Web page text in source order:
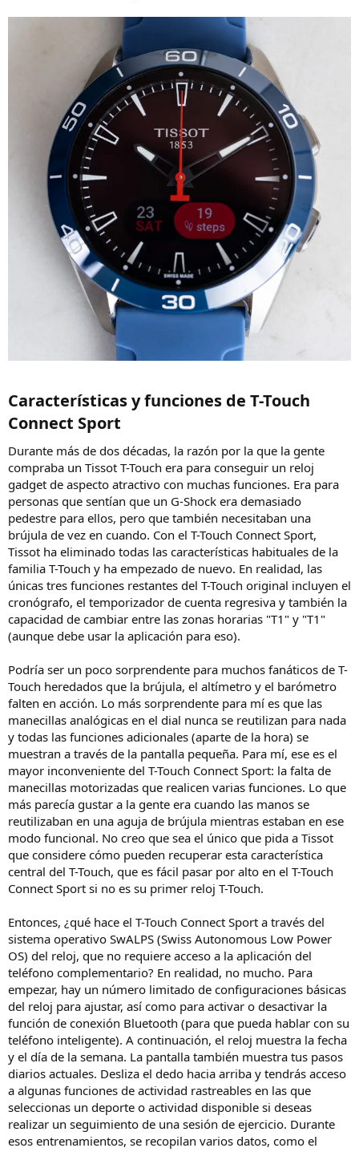
Características y funciones de T-Touch
Connect Sport​
Durante más de dos décadas, la razón por la que la gente
compraba un Tissot T-Touch era para conseguir un reloj
gadget de aspecto atractivo con muchas funciones. Era para
personas que sentían que un G-Shock era demasiado
pedestre para ellos, pero que también necesitaban una
brújula de vez en cuando. Con el T-Touch Connect Sport,
Tissot ha eliminado todas las características habituales de la
familia T-Touch y ha empezado de nuevo. En realidad, las
únicas tres funciones restantes del T-Touch original incluyen el
cronógrafo, el temporizador de cuenta regresiva y también la
capacidad de cambiar entre las zonas horarias "T1" y "T1"
(aunque debe usar la aplicación para eso).
Podría ser un poco sorprendente para muchos fanáticos de T-
Touch heredados que la brújula, el altímetro y el barómetro
falten en acción. Lo más sorprendente para mí es que las
manecillas analógicas en el dial nunca se reutilizan para nada
y todas las funciones adicionales (aparte de la hora) se
muestran a través de la pantalla pequeña. Para mí, ese es el
mayor inconveniente del T-Touch Connect Sport: la falta de
manecillas motorizadas que realicen varias funciones. Lo que
más parecía gustar a la gente era cuando las manos se
reutilizaban en una aguja de brújula mientras estaban en ese
modo funcional. No creo que sea el único que pida a Tissot
que considere cómo pueden recuperar esta característica
central del T-Touch, que es fácil pasar por alto en el T-Touch
Connect Sport si no es su primer reloj T-Touch.
Entonces, ¿qué hace el T-Touch Connect Sport a través del
sistema operativo SwALPS (Swiss Autonomous Low Power
OS) del reloj, que no requiere acceso a la aplicación del
teléfono complementario? En realidad, no mucho. Para
empezar, hay un número limitado de configuraciones básicas
del reloj para ajustar, así como para activar o desactivar la
función de conexión Bluetooth (para que pueda hablar con su
teléfono inteligente). A continuación, el reloj muestra la fecha
y el día de la semana. La pantalla también muestra tus pasos
diarios actuales. Desliza el dedo hacia arriba y tendrás acceso
a algunas funciones de actividad rastreables en las que
seleccionas un deporte o actividad disponible si deseas
realizar un seguimiento de una sesión de ejercicio. Durante
esos entrenamientos, se recopilan varios datos, como el